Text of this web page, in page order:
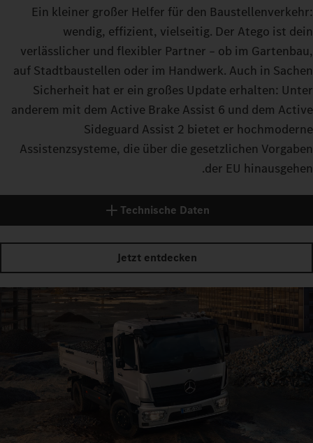
Ein kleiner großer Helfer für den Baustellenverkehr:
wendig, effizient, vielseitig. Der Atego ist dein
verlässlicher und flexibler Partner – ob im Gartenbau,
auf Stadtbaustellen oder im Handwerk. Auch in Sachen
Sicherheit hat er ein großes Update erhalten: Unter
anderem mit dem Active Brake Assist 6 und dem Active
Sideguard Assist 2 bietet er hochmoderne
Assistenzsysteme, die über die gesetzlichen Vorgaben
der EU hinausgehen.
Technische Daten
Jetzt entdecken